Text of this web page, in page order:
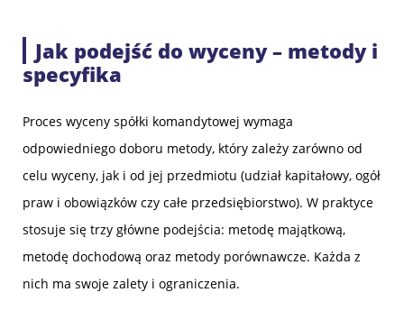
Jak podejść do wyceny – metody i
specyfika
Proces wyceny spółki komandytowej wymaga
odpowiedniego doboru metody, który zależy zarówno od
celu wyceny, jak i od jej przedmiotu (udział kapitałowy, ogół
praw i obowiązków czy całe przedsiębiorstwo). W praktyce
stosuje się trzy główne podejścia: metodę majątkową,
metodę dochodową oraz metody porównawcze. Każda z
nich ma swoje zalety i ograniczenia.